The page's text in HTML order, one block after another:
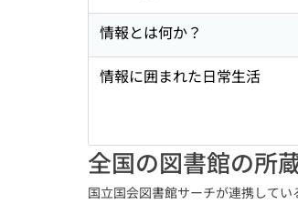
情報とは何か？
情報に囲まれた日常生活
全国の図書館の所
国立国会図書館サーチが連携してい